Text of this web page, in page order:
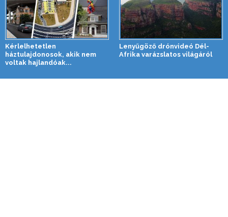
Kérlelhetetlen
háztulajdonosok, akik nem
voltak hajlandóak...
Lenyűgöző drónvideó Dél-
Afrika varázslatos világáról